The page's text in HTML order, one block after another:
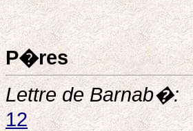
P�res
Lettre de Barnab�:
12